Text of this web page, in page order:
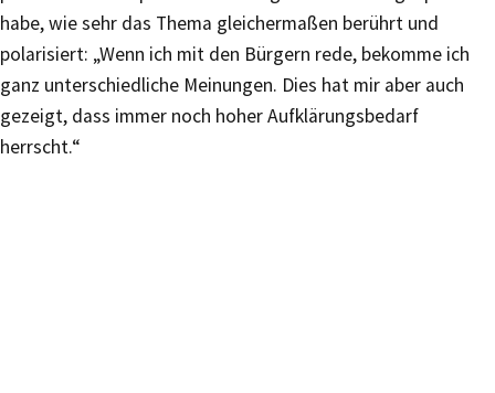
habe, wie sehr das Thema gleichermaßen berührt und
polarisiert: „Wenn ich mit den Bürgern rede, bekomme ich
ganz unterschiedliche Meinungen. Dies hat mir aber auch
gezeigt, dass immer noch hoher Aufklärungsbedarf
herrscht.“